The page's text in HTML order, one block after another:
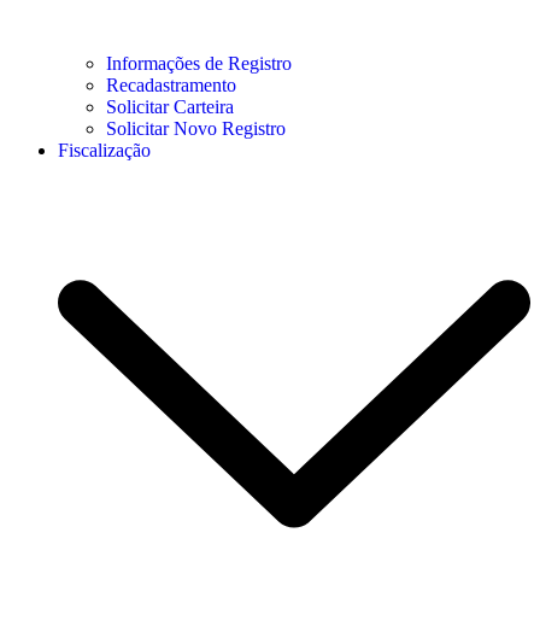
Informações de Registro
Recadastramento
Solicitar Carteira
Solicitar Novo Registro
Fiscalização